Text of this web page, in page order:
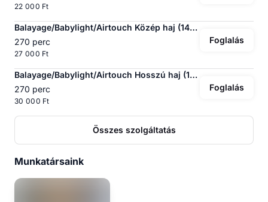
22 000 Ft
Balayage/Babylight/Airtouch Közép haj (140g-ig)
270 perc
27 000 Ft
Foglalás
Balayage/Babylight/Airtouch Hosszú haj (150g-ig)
270 perc
30 000 Ft
Foglalás
Összes szolgáltatás
Munkatársaink